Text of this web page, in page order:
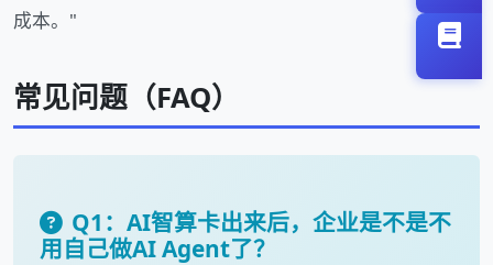
成本。"
常见问题（FAQ）
Q1：AI智算卡出来后，企业是不是不
用自己做AI Agent了？